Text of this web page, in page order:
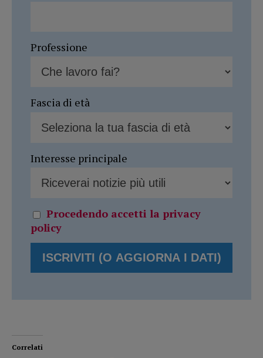
Professione
Fascia di età
Interesse principale
Procedendo accetti la privacy
policy
Correlati